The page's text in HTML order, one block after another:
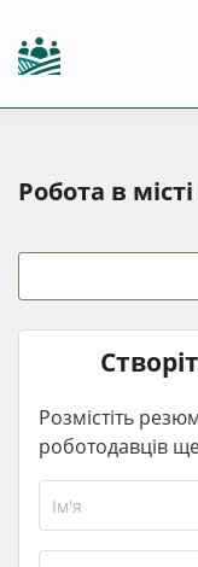
Робота в
Розмістіть
роботодавців